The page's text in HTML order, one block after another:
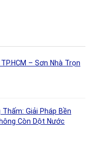
– Sơn Nhà Trọn
Giải Pháp Bền
Còn Dột Nước